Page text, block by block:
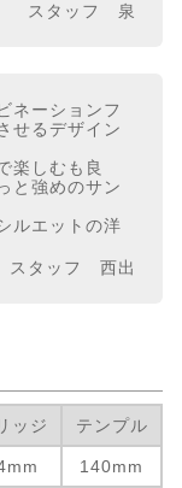
スタッフ 泉
ネーションフ
せるデザイン
楽しむも良
と強めのサン
ルエットの洋
スタッフ 西出
ッジ テンプル
140mm